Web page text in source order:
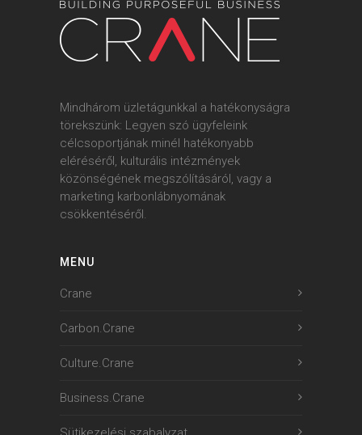
Mindhárom üzletágunkkal a hatékonyságra
törekszünk: Legyen szó ügyfeleink
célcsoportjának minél hatékonyabb
eléréséről, kulturális intézmények
közönségének megszólításáról, vagy a
marketing karbonlábnyomának
csökkentéséről.
MENU
Crane
Carbon.Crane
Culture.Crane
Business.Crane